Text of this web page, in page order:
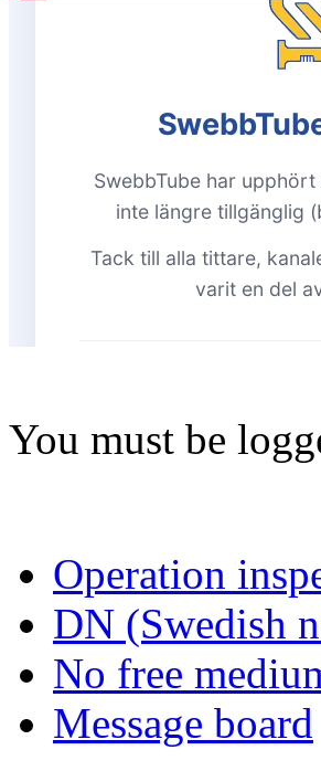
You must be
Operation
DN (Swedish
No free
Message board